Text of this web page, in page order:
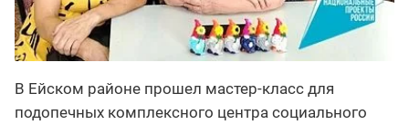
В Ейском районе прошел мастер-класс для
подопечных комплексного центра социального